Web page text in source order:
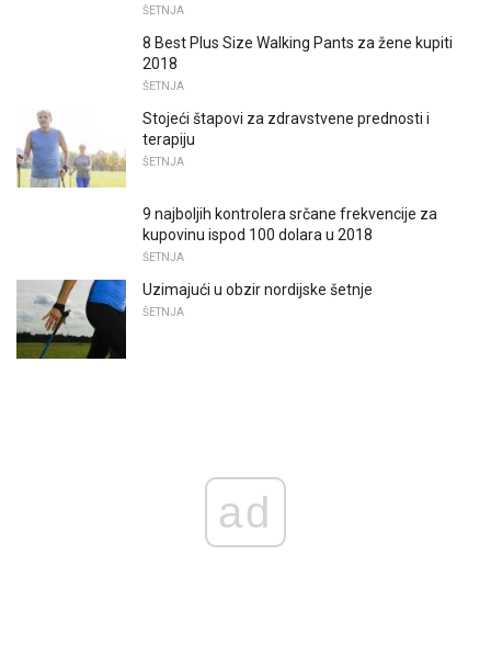
ŠETNJA
8 Best Plus Size Walking Pants za žene kupiti
2018
ŠETNJA
Stojeći štapovi za zdravstvene prednosti i
terapiju
ŠETNJA
9 najboljih kontrolera srčane frekvencije za
kupovinu ispod 100 dolara u 2018
ŠETNJA
Uzimajući u obzir nordijske šetnje
ŠETNJA
ad